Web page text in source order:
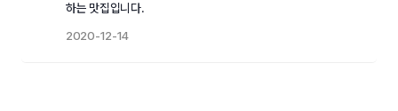
하는 맛집입니다.
2020-12-14